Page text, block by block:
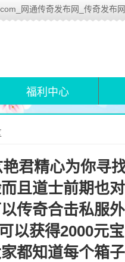
网通传奇发布网_传奇发布
福利中心
君精心为你寻
且道士前期也
传奇合击私服
以获得2000元
都知道每个箱